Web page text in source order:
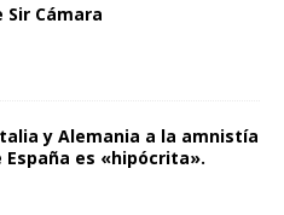
Cámara
y Alemania a la amnistía
es «hipócrita».